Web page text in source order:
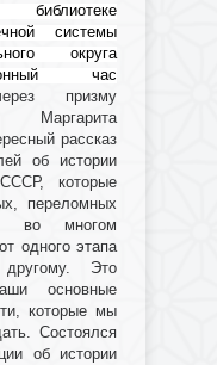
системы
округа
час
призму
Маргарита
рассказ
об истории
которые
переломных
и во многом
одного этапа
Это
основные
которые мы
Состоялся
об истории